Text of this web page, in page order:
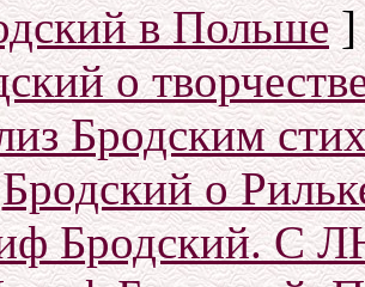
в Польше]
о
Бродским
Бродский о
Бродский. С